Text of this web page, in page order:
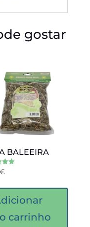
gostar
BALEEIRA
€
carrinho